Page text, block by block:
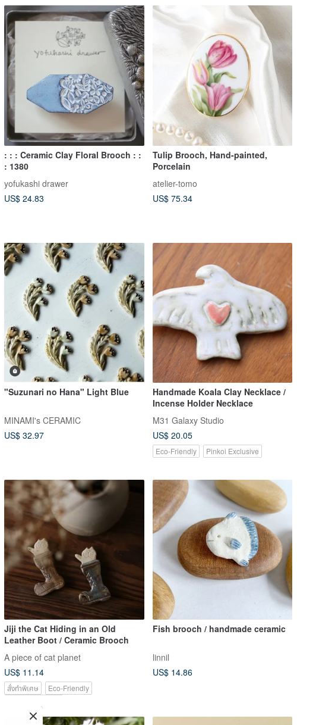
: : : Ceramic Clay Floral Brooch : :
: 1380
yofukashi drawer
US$ 24.83
Tulip Brooch, Hand-painted,
Porcelain
atelier-tomo
US$ 75.34
"Suzunari no Hana" Light Blue
MINAMI's CERAMIC
US$ 32.97
Handmade Koala Clay Necklace /
Incense Holder Necklace
M31 Galaxy Studio
US$ 20.05
Eco-Friendly Pinkoi Exclusive
Jiji the Cat Hiding in an Old
Leather Boot / Ceramic Brooch
A piece of cat planet
US$ 11.14
สั่งทำพิเศษ
Eco-Friendly
Fish brooch / handmade ceramic
linnil
US$ 14.86